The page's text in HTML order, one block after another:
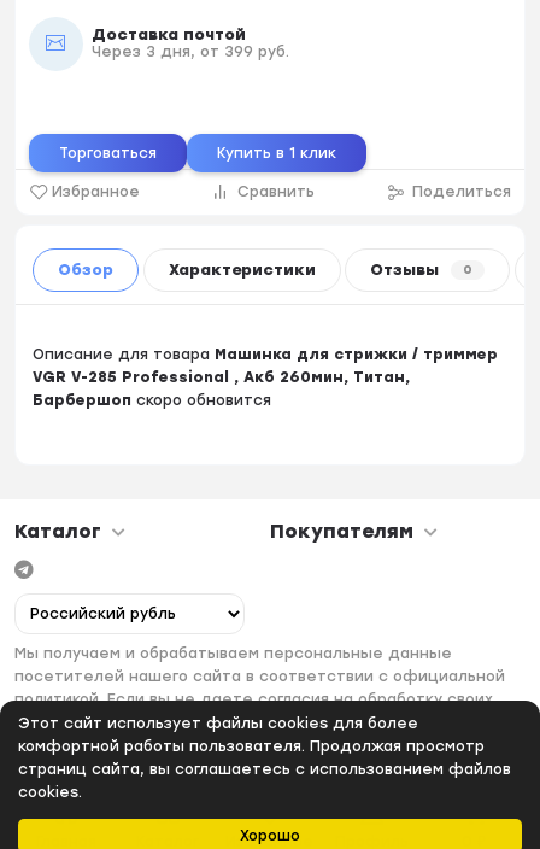
Хорошо
Этот сайт использует файлы cookies для более
комфортной работы пользователя. Продолжая просмотр
страниц сайта, вы соглашаетесь с использованием файлов
cookies.
Избранное
Доставка почтой
Через 3 дня, от 399 руб.
Избранное Сравнить Поделиться
Торговаться Купить в 1 клик
Обзор Характеристики Отзывы 0
Описание для товара Машинка для стрижки / триммер
VGR V-285 Professional , Акб 260мин, Титан,
Барбершоп скоро обновится
Каталог Покупателям
Мы получаем и обрабатываем персональные данные
посетителей нашего сайта в соответствии с официальной
политикой. Если вы не даете согласия на обработку своих
персональных данных, вам необходимо покинуть наш сайт.